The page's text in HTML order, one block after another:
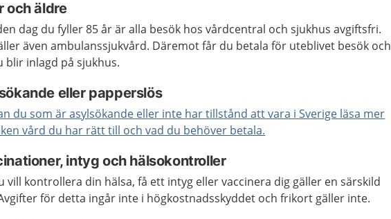
och äldre
dag du fyller 85 år är alla besök hos vårdcentral och sjukhus avgiftsfri.
även ambulanssjukvård. Däremot får du betala för uteblivet besök och
blir inlagd på sjukhus.
eller papperslös
du som är asylsökande eller inte har tillstånd att vara i Sverige läsa mer
vård du har rätt till och vad du behöver betala.
intyg och hälsokontroller
vill kontrollera din hälsa, få ett intyg eller vaccinera dig gäller en särskild
för detta ingår inte i högkostnadsskyddet och frikort gäller inte.